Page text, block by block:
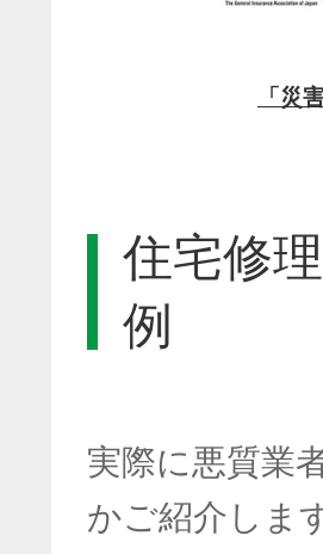
「災
住宅修
例
実際に悪質業
かご紹介しま